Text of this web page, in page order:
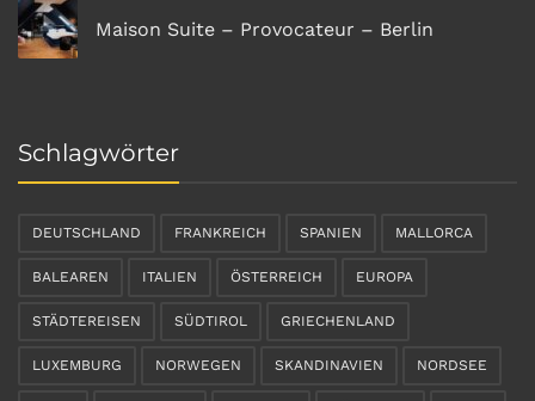
Maison Suite – Provocateur – Berlin
Schlagwörter
DEUTSCHLAND FRANKREICH SPANIEN MALLORCA
BALEAREN ITALIEN ÖSTERREICH EUROPA
STÄDTEREISEN SÜDTIROL GRIECHENLAND
LUXEMBURG NORWEGEN SKANDINAVIEN NORDSEE